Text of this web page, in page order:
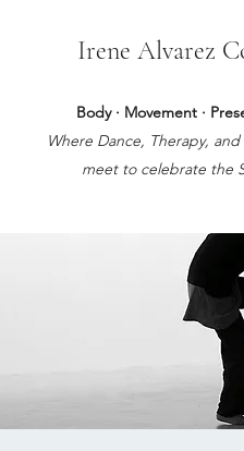
Irene Alvarez
Body · Movement ·
Where Dance, Therapy,
meet to celebrate the